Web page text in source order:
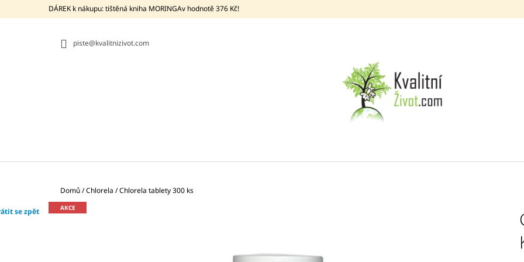
DÁREK k nákupu: tištěná kniha MORINGAv hodnotě 376 Kč!
piste@kvalitnizivot.com
Domů/Chlorela /Chlorela tablety 300 ks
se zpět AKCE
O
CO POTŘEBUJETE NAJÍT?
HLEDAT
DOPORUČUJEME
PROBIOTIKUM BACILLUS SUBTILIS DSM (MORINGA Z TENERIFE + TRAGANT +
MORINGOVÝ /